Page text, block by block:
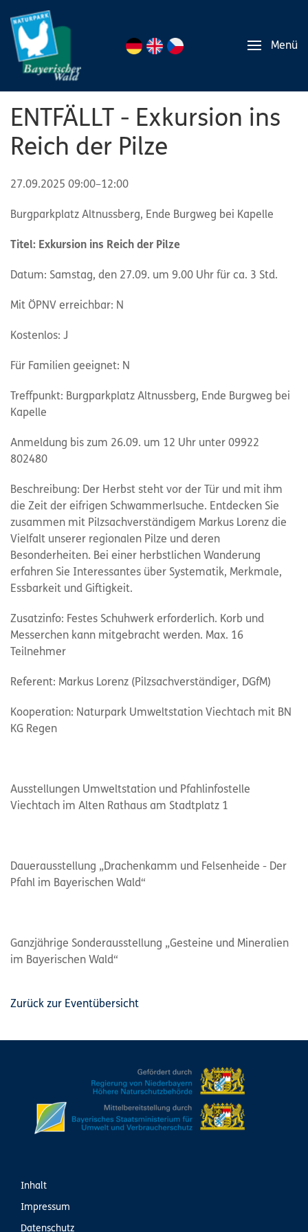
Menü
ENTFÄLLT - Exkursion ins
Reich der Pilze
27.09.2025 09:00–12:00
Burgparkplatz Altnussberg, Ende Burgweg bei Kapelle
Titel: Exkursion ins Reich der Pilze
Datum: Samstag, den 27.09. um 9.00 Uhr für ca. 3 Std.
Mit ÖPNV erreichbar: N
Kostenlos: J
Für Familien geeignet: N
Treffpunkt: Burgparkplatz Altnussberg, Ende Burgweg bei
Kapelle
Anmeldung bis zum 26.09. um 12 Uhr unter 09922
802480
Beschreibung: Der Herbst steht vor der Tür und mit ihm
die Zeit der eifrigen Schwammerlsuche. Entdecken Sie
zusammen mit Pilzsachverständigem Markus Lorenz die
Vielfalt unserer regionalen Pilze und deren
Besonderheiten. Bei einer herbstlichen Wanderung
erfahren Sie Interessantes über Systematik, Merkmale,
Essbarkeit und Giftigkeit.
Zusatzinfo: Festes Schuhwerk erforderlich. Korb und
Messerchen kann mitgebracht werden. Max. 16
Teilnehmer
Referent: Markus Lorenz (Pilzsachverständiger, DGfM)
Kooperation: Naturpark Umweltstation Viechtach mit BN
KG Regen
Ausstellungen Umweltstation und Pfahlinfostelle
Viechtach im Alten Rathaus am Stadtplatz 1
Dauerausstellung „Drachenkamm und Felsenheide - Der
Pfahl im Bayerischen Wald“
Ganzjährige Sonderausstellung „Gesteine und Mineralien
im Bayerischen Wald“
Zurück zur Eventübersicht
Inhalt
Impressum
Datenschutz